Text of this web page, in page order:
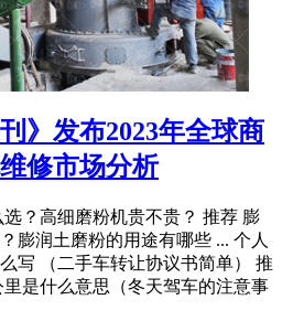
》发布2023年全球商
修市场分析
？高细磨粉机贵不贵？ 推荐 膨
膨润土磨粉的用途有哪些 ... 个人
写 （二手车转让协议书简单） 推
是什么意思（冬天驾车的注意事